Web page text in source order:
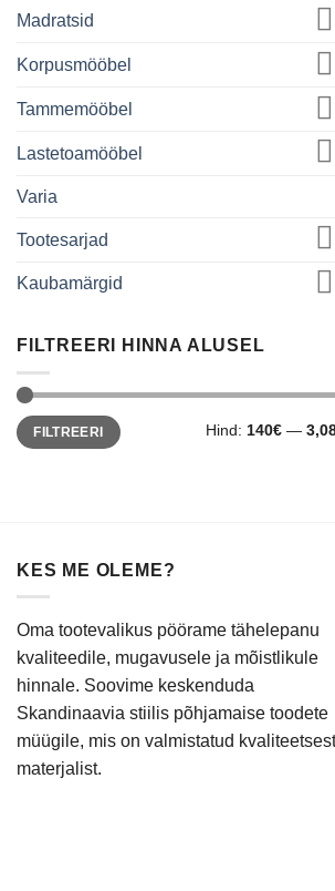
Madratsid
Korpusmööbel
Tammemööbel
Lastetoamööbel
Varia
Tootesarjad
Kaubamärgid
FILTREERI HINNA ALUSEL
Minimaalne
hind
Maksimaalne
hindFILTREERI Hind: 140€ —
KES ME OLEME?
Oma tootevalikus pöörame tähelepanu
kvaliteedile, mugavusele ja mõistlikule
hinnale. Soovime keskenduda
Skandinaavia stiilis põhjamaise toodete
müügile, mis on valmistatud kvaliteetsest
materjalist.